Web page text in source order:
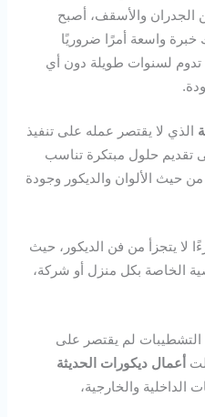
الجدران والأسقف، أصبح
واسعة أمرًا ضروريًا
تدوم لسنوات طويلة دون أي
الذي لا يقتصر عمله على تنفيذ
تقديم حلول مبتكرة تناسب
حيث الألوان والديكور وجودة
لا يتجزأ من فن الديكور، حيث
الخاصة بكل منزل أو شركة،
التشطيبات لم يقتصر على
أعمال ديكورات الحديثة
والخارجية،